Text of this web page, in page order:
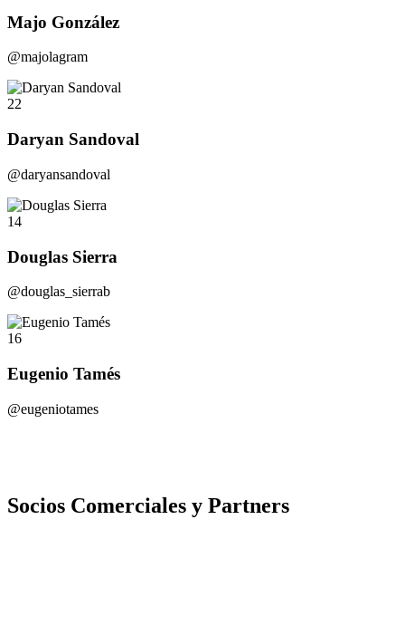
Majo González
@majolagram
22
Daryan Sandoval
@daryansandoval
14
Douglas Sierra
@douglas_sierrab
16
Eugenio Tamés
@eugeniotames
Socios Comerciales y Partners